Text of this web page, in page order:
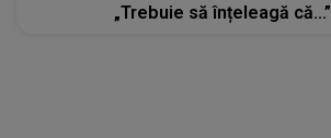
„Trebuie să înțeleagă că...”